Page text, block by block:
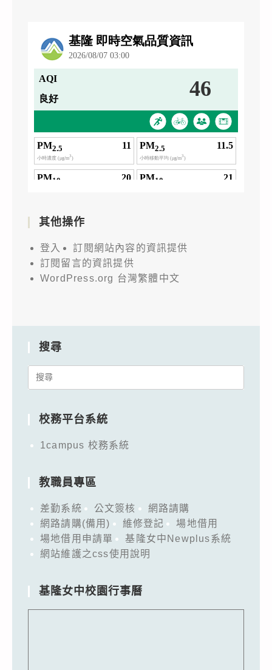
其他操作
登入
訂閱網站內容的資訊提供
訂閱留言的資訊提供
WordPress.org 台灣繁體中文
搜尋
Search
校務平台系統
1campus 校務系統
教職員專區
差勤系統 公文簽核
網路請購
網路請購(備用)
維修登記
場地借用
場地借用申請單
基隆女中Newplus系統
網站維護之css使用說明
基隆女中校園行事曆